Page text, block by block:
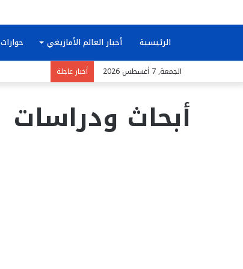
الرئيسية أخبار العالم الأمازيغي حوارات
الجمعة, 7 أغسطس 2026 أخبار عاجلة
أبحاث ودراسات